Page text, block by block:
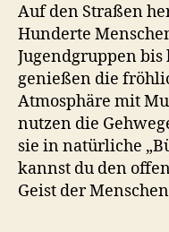
Auf den Straßen
Hunderte
Jugendgruppen
genießen die
Atmosphäre mit
nutzen die
sie in natürliche
kannst du den
Geist der